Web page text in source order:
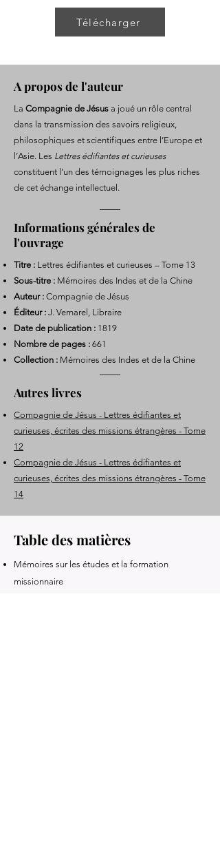
Télécharger
A propos de l'auteur
La Compagnie de Jésus a joué un rôle central
dans la transmission des savoirs religieux,
philosophiques et scientifiques entre l’Europe et
l’Asie. Les Lettres édifiantes et curieuses
constituent l’un des témoignages les plus riches
de cet échange intellectuel.
Informations générales de
l'ouvrage
Titre : Lettres édifiantes et curieuses – Tome 13
Sous-titre : Mémoires des Indes et de la Chine
Auteur : Compagnie de Jésus
Éditeur : J. Vernarel, Libraire
Date de publication : 1819
Nombre de pages : 661
Collection : Mémoires des Indes et de la Chine
Autres livres
Compagnie de Jésus - Lettres édifiantes et
curieuses, écrites des missions étrangères - Tome
12
Compagnie de Jésus - Lettres édifiantes et
curieuses, écrites des missions étrangères - Tome
14
Table des matières
Mémoires sur les études et la formation
missionnaire